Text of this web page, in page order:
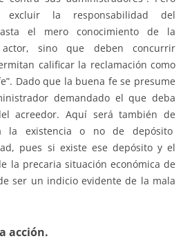
la responsabilidad del
el mero conocimiento de la
sino que deben concurrir
calificar la reclamación como
Dado que la buena fe se presume
demandado el que deba
acreedor. Aquí será también de
la existencia o no de depósito
pues si existe ese depósito y el
la precaria situación económica de
ser un indicio evidente de la mala
acción.